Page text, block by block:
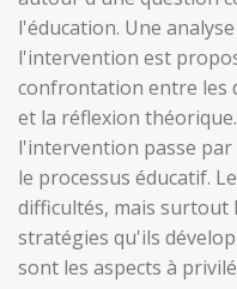
l'éducation. Une
l'intervention est
confrontation entre les
et la réflexion
l'intervention passe
le processus éducatif.
difficultés, mais surtout
stratégies qu'ils
sont les aspects à